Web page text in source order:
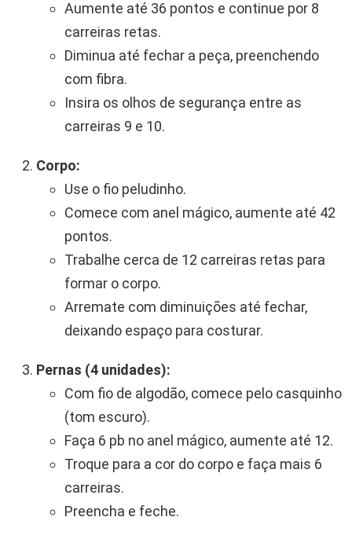
Aumente até 36 pontos e continue por 8
carreiras retas.
Diminua até fechar a peça, preenchendo
com fibra.
Insira os olhos de segurança entre as
carreiras 9 e 10.
Corpo:
Use o fio peludinho.
Comece com anel mágico, aumente até 42
pontos.
Trabalhe cerca de 12 carreiras retas para
formar o corpo.
Arremate com diminuições até fechar,
deixando espaço para costurar.
Pernas (4 unidades):
Com fio de algodão, comece pelo casquinho
(tom escuro).
Faça 6 pb no anel mágico, aumente até 12.
Troque para a cor do corpo e faça mais 6
carreiras.
Preencha e feche.